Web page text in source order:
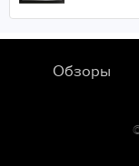
Обзоры